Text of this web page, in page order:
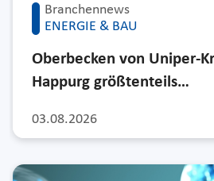
Branchennews
ENERGIE & BAU
03.08.2026
Oberbecken von Uniper-
Happurg größtenteils…